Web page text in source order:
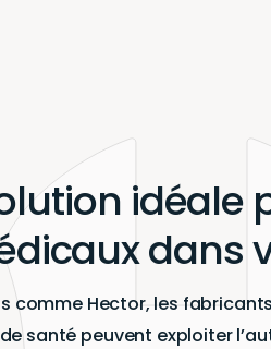
idéale
dans
comme Hector, les
santé peuvent exploiter